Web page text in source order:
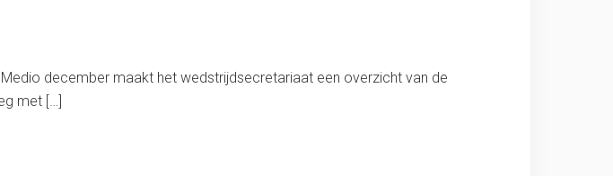
december maakt het wedstrijdsecretariaat een overzicht van de
met […]